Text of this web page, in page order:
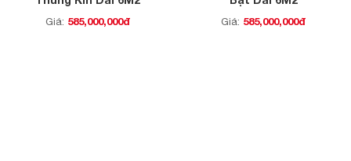
Giá: 585,000,000đ Giá: 585,000,000đ